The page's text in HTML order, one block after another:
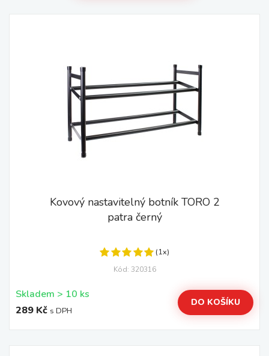
Kovový nastavitelný botník TORO 2
patra černý
(1x)
Kód: 320316
Skladem > 10 ks
289 Kč s DPH
DO KOŠÍKU